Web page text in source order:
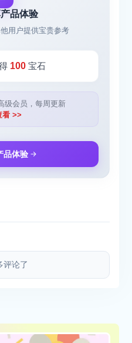
品体验
用户提供宝贵参考
100宝石
级会员，每周更新
看 >>
品体验
评论了